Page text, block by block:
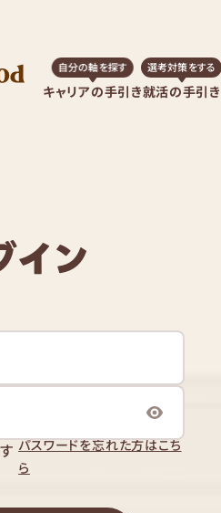
キャリアの手引き
自分の軸を探す
就活の手引き
選考対策をする
イン
パスワードを忘れた方はこち
ら